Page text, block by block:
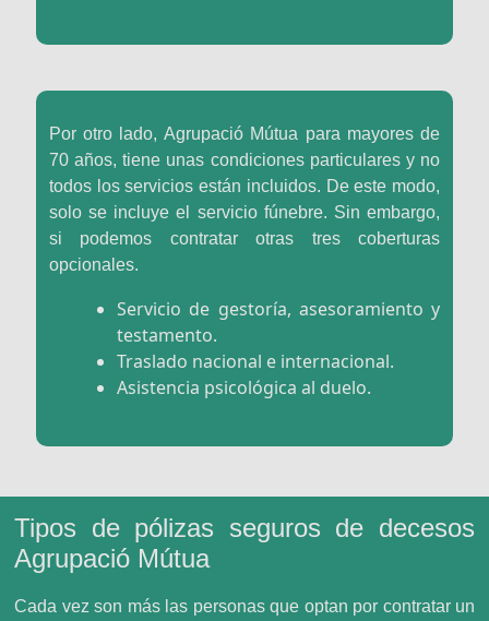
Por otro lado, Agrupació Mútua para mayores de
70 años, tiene unas condiciones particulares y no
todos los servicios están incluidos. De este modo,
solo se incluye el servicio fúnebre. Sin embargo,
si podemos contratar otras tres coberturas
opcionales.
Servicio de gestoría, asesoramiento y
testamento.
Traslado nacional e internacional.
Asistencia psicológica al duelo.
Tipos de pólizas seguros de decesos
Agrupació Mútua
Cada vez son más las personas que optan por contratar un